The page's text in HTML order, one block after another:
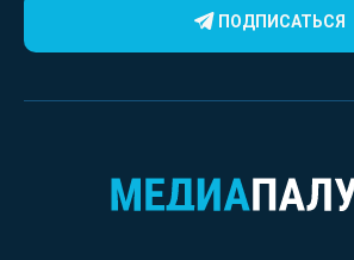
ПОДПИСАТЬСЯ